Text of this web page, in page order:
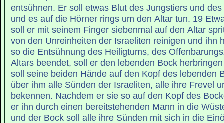
entsühnen. Er soll etwas Blut des Jungstiers und
und es auf die Hörner rings um den Altar tun. 19
soll er mit seinem Finger siebenmal auf den Altar
von den Unreinheiten der Israeliten reinigen und ihn
so die Entsühnung des Heiligtums, des
Altars beendet, soll er den lebenden Bock
soll seine beiden Hände auf den Kopf des lebenden
über ihm alle Sünden der Israeliten, alle ihre Frevel
bekennen. Nachdem er sie so auf den Kopf des
er ihn durch einen bereitstehenden Mann in die
und der Bock soll alle ihre Sünden mit sich in die